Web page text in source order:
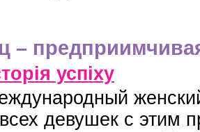
–
успіху
девушек с этим